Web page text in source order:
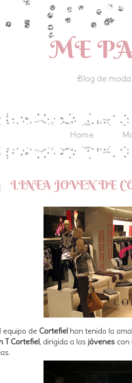
ME
Blog de
Home
LINEA JOVEN DE
equipo de Cortefiel han tenido la
T Cortefiel, dirigida a las jóvenes con